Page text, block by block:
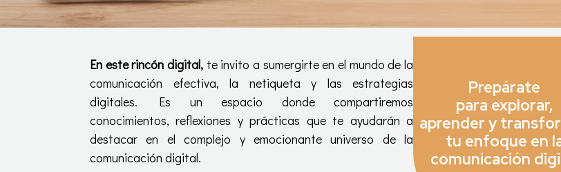
En este rincón digital, te invito a sumergirte en el mundo de la
comunicación efectiva, la netiqueta y las estrategias
digitales. Es un espacio donde compartiremos
conocimientos, reflexiones y prácticas que te ayudarán a
destacar en el complejo y emocionante universo de la
comunicación digital.
Prepárate
para explorar,
aprender y
tu enfoque en
comunicación